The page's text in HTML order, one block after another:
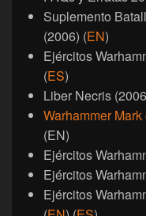
Suplemento
(2006) (EN)
Ejércitos
(ES)
Liber Necris
Warhammer
(EN)
Ejércitos
Ejércitos
Ejércitos